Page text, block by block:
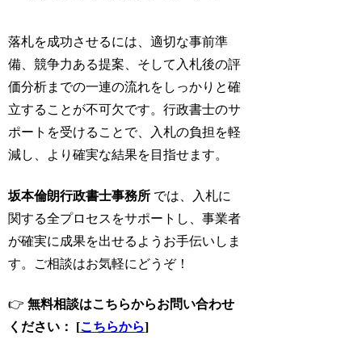
落札を成功させるには、適切な事前準
備、競争力ある提案、そして入札後の評
価分析までの一連の流れをしっかりと確
立することが不可欠です。行政書士のサ
ポートを受けることで、入札の負担を軽
減し、より確実な結果を目指せます。
坂本倫朗行政書士事務所 では、入札に
関する全プロセスをサポートし、事業者
が確実に成果を出せるようお手伝いしま
す。ご相談はお気軽にどうぞ！
👉無料相談はこちらからお問い合わせ
ください： [こちらから]